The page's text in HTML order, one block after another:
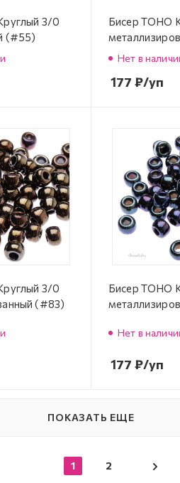
3/0
(#55)
Бисер TOHO
Нет в
177 ₽/уп
3/0
(#83)
Бисер TOHO
Нет в
177 ₽/уп
ПОКАЗАТЬ ЕЩЕ
1 2